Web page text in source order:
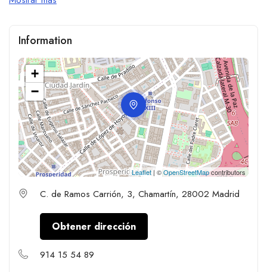
Information
+
−
Leaflet | ©OpenStreetMapcontributors
C. de Ramos Carrión, 3, Chamartín, 28002 Madrid
Obtener dirección
914 15 54 89